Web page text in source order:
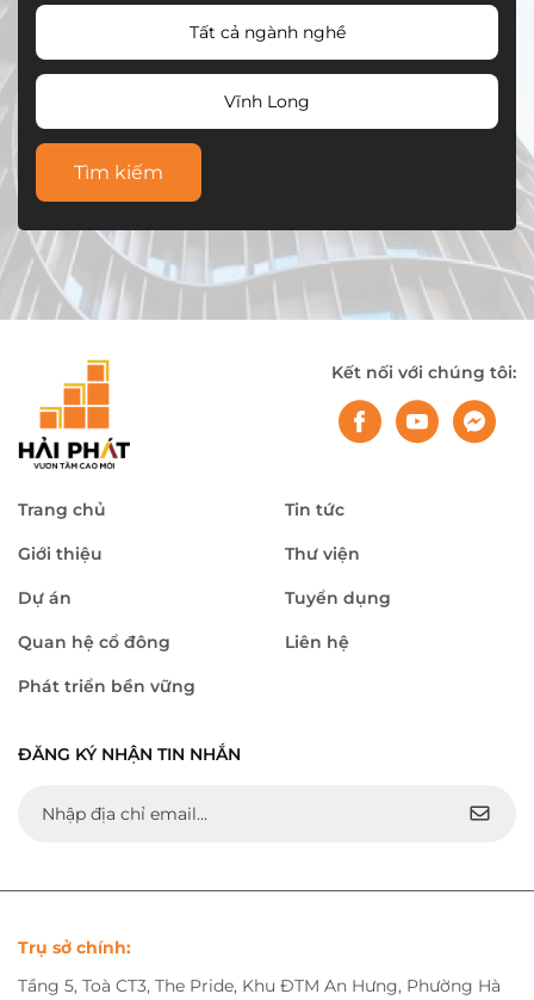
Tất cả ngành nghề
Vĩnh Long
Tìm kiếm
Kết nối với chúng tôi:
Trang chủ
Giới thiệu
Dự án
Quan hệ cổ đông
Phát triển bền vững
Tin tức
Thư viện
Tuyển dụng
Liên hệ
ĐĂNG KÝ NHẬN TIN NHẮN
Trụ sở chính:
Tầng 5, Toà CT3, The Pride, Khu ĐTM An Hưng, Phường Hà